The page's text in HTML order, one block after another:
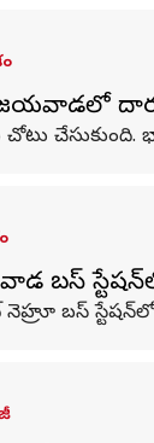
చేసుకుంది.
బస్‌ స్టేషన్‌లో
బస్‌